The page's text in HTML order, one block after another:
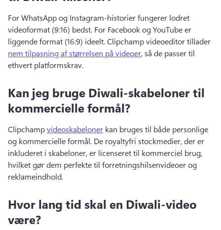
For WhatsApp og Instagram-historier fungerer lodret
videoformat (9:16) bedst. For Facebook og YouTube er
liggende format (16:9) ideelt. Clipchamp videoeditor tillader
nem tilpasning af størrelsen på videoer, så de passer til
ethvert platformskrav.
Kan jeg bruge Diwali-skabeloner til
kommercielle formål?
Clipchamp videoskabeloner kan bruges til både personlige
og kommercielle formål. De royaltyfri stockmedier, der er
inkluderet i skabeloner, er licenseret til kommerciel brug,
hvilket gør dem perfekte til forretningshilsenvideoer og
reklameindhold.
Hvor lang tid skal en Diwali-video
være?